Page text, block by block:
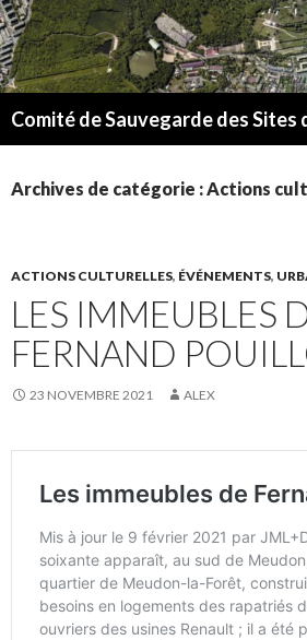
CONTENU
Archives de catégorie : Actions
ACTIONS CULTURELLES, ÉVÉNEMENTS,
LES IMMEUBLES
FERNAND
23 NOVEMBRE 2021 ALEX